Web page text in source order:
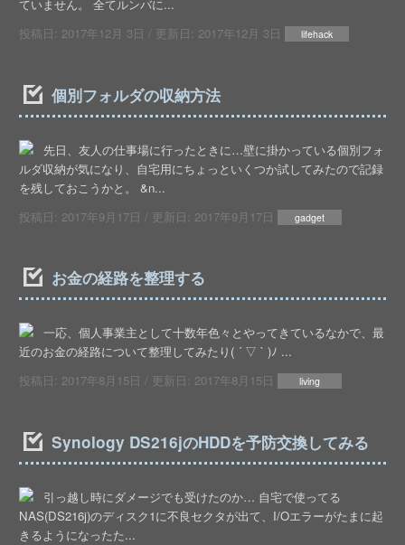
ていません。 全てルンバに...
投稿日: 2017年12月 3日 / 更新日: 2017年12月 3日 lifehack
個別フォルダの収納方法
先日、友人の仕事場に行ったときに…壁に掛かっている個別フォ
ルダ収納が気になり、自宅用にちょっといくつか試してみたので記録
を残しておこうかと。 &n...
投稿日: 2017年9月17日 / 更新日: 2017年9月17日 gadget
お金の経路を整理する
一応、個人事業主として十数年色々とやってきているなかで、最
近のお金の経路について整理してみたり( ´ ▽ ` )ﾉ ...
投稿日: 2017年8月15日 / 更新日: 2017年8月15日 living
Synology DS216jのHDDを予防交換してみる
引っ越し時にダメージでも受けたのか… 自宅で使ってる
NAS(DS216j)のディスク1に不良セクタが出て、I/Oエラーがたまに起
きるようになったた...